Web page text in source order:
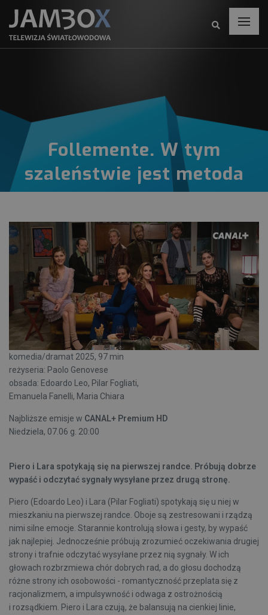
Follemente. W tym
szaleństwie jest metoda
komedia/dramat 2025, 97 min
reżyseria: Paolo Genovese
obsada: Edoardo Leo, Pilar Fogliati,
Emanuela Fanelli, Maria Chiara
Najbliższe emisje w CANAL+ Premium HD
Niedziela, 07.06 g. 20:00
Piero i Lara spotykają się na pierwszej randce. Próbują dobrze
wypaść i odczytać sygnały wysyłane przez drugą stronę.
Piero (Edoardo Leo) i Lara (Pilar Fogliati) spotykają się u niej w
mieszkaniu na pierwszej randce. Oboje są zestresowani i rządzą
nimi silne emocje. Starannie kontrolują słowa i gesty, by wypaść
jak najlepiej. Jednocześnie próbują zrozumieć oczekiwania drugiej
strony i trafnie odczytać wysyłane przez nią sygnały. W ich
głowach rozbrzmiewa chór dobrych rad, a do głosu dochodzą
różne strony ich osobowości - romantyczność przeplata się z
racjonalizmem, a impulsywność i odwaga z ostrożnością
i rozsądkiem. Piero i Lara czują, że balansują na cienkiej linie,